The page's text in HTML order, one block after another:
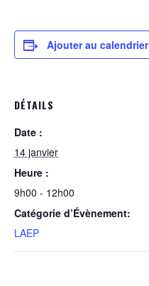
Ajouter au calendrier
DÉTAILS
Date :
14 janvier
Heure :
9h00 - 12h00
Catégorie d’Évènement:
LAEP